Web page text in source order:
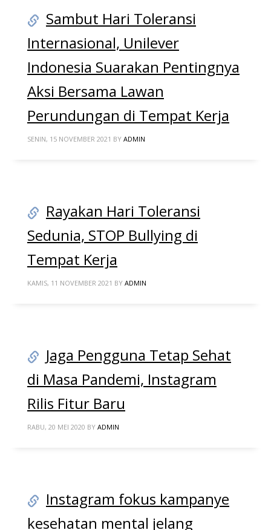
Sambut Hari Toleransi
Internasional, Unilever
Indonesia Suarakan Pentingnya
Aksi Bersama Lawan
Perundungan di Tempat Kerja
SENIN, 15 NOVEMBER 2021 BY ADMIN
Rayakan Hari Toleransi
Sedunia, STOP Bullying di
Tempat Kerja
KAMIS, 11 NOVEMBER 2021 BY ADMIN
Jaga Pengguna Tetap Sehat
di Masa Pandemi, Instagram
Rilis Fitur Baru
RABU, 20 MEI 2020 BY ADMIN
Instagram fokus kampanye
kesehatan mental jelang